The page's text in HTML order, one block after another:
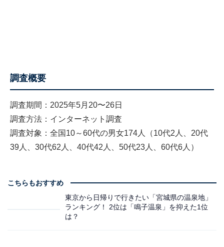
調査概要
調査期間：2025年5月20〜26日
調査方法：インターネット調査
調査対象：全国10～60代の男女174人（10代2人、20代
39人、30代62人、40代42人、50代23人、60代6人）
こちらもおすすめ
東京から日帰りで行きたい「宮城県の温泉地」
ランキング！ 2位は「鳴子温泉」を抑えた1位
は？